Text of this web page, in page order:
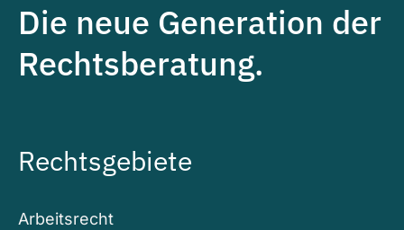
Die neue Generation der
Rechtsberatung.
Rechtsgebiete
Arbeitsrecht